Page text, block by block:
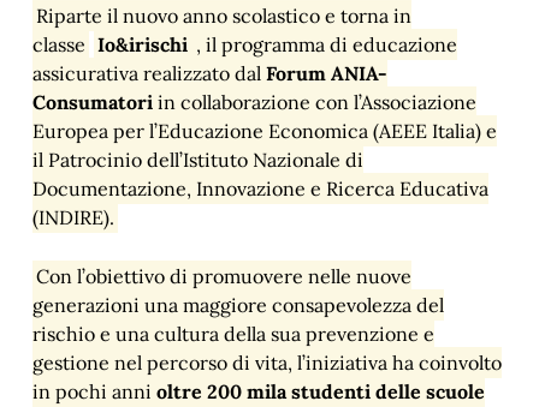
Riparte il nuovo anno scolastico e torna in
classe Io&irischi , il programma di educazione
assicurativa realizzato dal Forum ANIA-
Consumatori in collaborazione con l’Associazione
Europea per l’Educazione Economica (AEEE Italia) e
il Patrocinio dell’Istituto Nazionale di
Documentazione, Innovazione e Ricerca Educativa
(INDIRE).
Con l’obiettivo di promuovere nelle nuove
generazioni una maggiore consapevolezza del
rischio e una cultura della sua prevenzione e
gestione nel percorso di vita, l’iniziativa ha coinvolto
in pochi anni oltre 200 mila studenti delle scuole